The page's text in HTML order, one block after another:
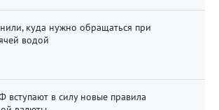
куда нужно обращаться при
водой
вступают в силу новые правила